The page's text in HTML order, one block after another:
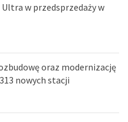
Ultra w przedsprzedaży w
oraz modernizację
nowych stacji